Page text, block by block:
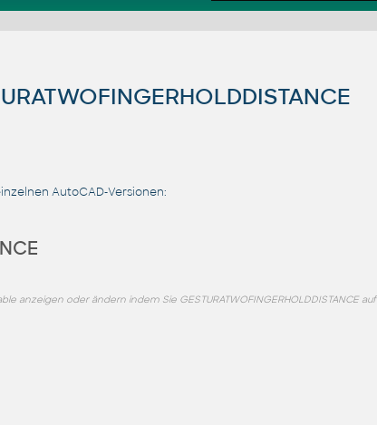
AutoCAD-Versionen:
anzeigen oder ändern indem Sie GESTURATWOFINGERHOLDDISTANCE auf